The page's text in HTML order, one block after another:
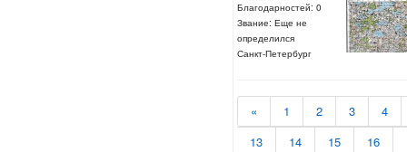
Благодарностей: 0
Звание: Еще не
определился
Санкт-Петербург
« 1 2 3
4
13
14 15 16